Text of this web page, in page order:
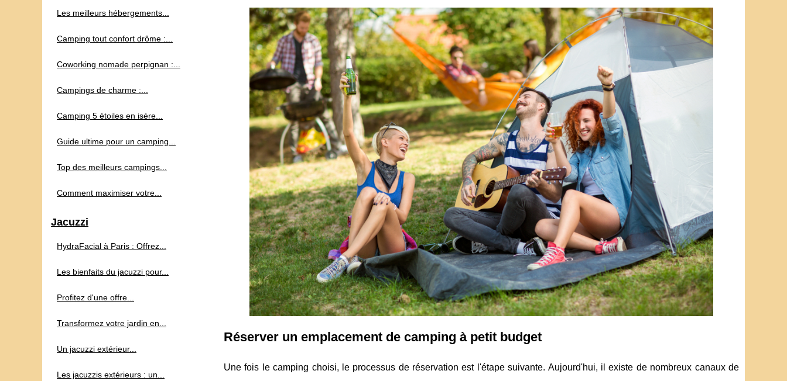
Réserver un emplacement de camping à petit budget
Une fois le camping choisi, le processus de réservation est l'étape suivante. Aujourd'hui, il existe de nombreux canaux de
Les meilleurs hébergements...
Camping tout confort drôme :...
Coworking nomade perpignan :...
Campings de charme :...
Camping 5 étoiles en isère...
Guide ultime pour un camping...
Top des meilleurs campings...
Comment maximiser votre...
Jacuzzi
HydraFacial à Paris : Offrez...
Les bienfaits du jacuzzi pour...
Profitez d'une offre...
Transformez votre jardin en...
Un jacuzzi extérieur...
Les jacuzzis extérieurs : un...